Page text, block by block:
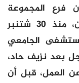
فرع المجموعة
الصناعية يعيش على صفيح ساخن، منذ 30 شتنبر
الجامعي
بعد نزيف حاد،
العمل، قبل أن